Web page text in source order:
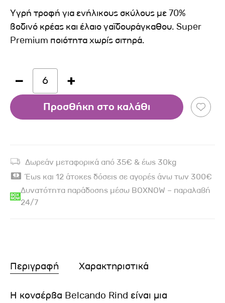
Υγρή τροφή για ενήλικους σκύλους με 70%
βοδινό κρέας και έλαιο γαϊδουράγκαθου. Super
Premium ποιότητα χωρίς σιτηρά.
6
Προσθήκη στο καλάθι
Δωρεάν μεταφορικά από 35€ & έως 30kg
Έως και 12 άτοκες δόσεις σε αγορές άνω των 300€
Δυνατότητα παράδοσης μέσω BOXNOW – παραλαβή
24/7
Περιγραφή Χαρακτηριστικά
Η κονσέρβα Belcando Rind είναι μια